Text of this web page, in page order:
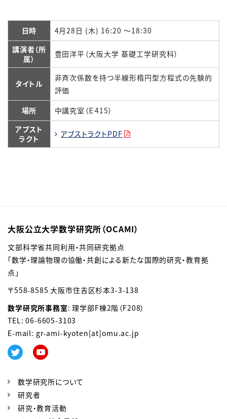
日時
4月28日 (木) 16:20 ～18:30
講演者（所
属）
豊田洋平（大阪大学 基礎工学研究科）
タイトル
非斉次係数を持つ半線形楕円型方程式の先験的
評価
場所
中講究室（Ｅ415）
アブスト
ラクト
アブストラクトPDF
大阪公立大学数学研究所（OCAMI）
文部科学省共同利用・共同研究拠点
「数学・理論物理の協働・共創による新たな国際的研究・教育拠
点」
〒558-8585 大阪市住吉区杉本3-3-138
数学研究所事務室: 理学部F棟2階（F208）
TEL: 06-6605-3103
E-mail: gr-ami-kyoten[at]omu.ac.jp
数学研究所について
研究者
研究・教育活動